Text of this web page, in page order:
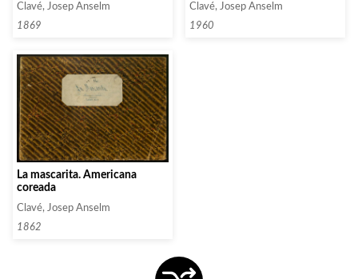
y banda
Clavé, Josep Anselm
1869
Clavé, Josep Anselm
1960
La mascarita. Americana
coreada
Clavé, Josep Anselm
1862